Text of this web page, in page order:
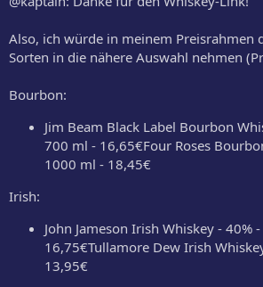
Also, ich würde in meinem Preisrahmen
Sorten in die nähere Auswahl nehmen
Bourbon:
Jim Beam Black Label Bourbon
700 ml - 16,65€Four Roses
1000 ml - 18,45€
Irish:
John Jameson Irish Whiskey - 40%
16,75€Tullamore Dew Irish
13,95€